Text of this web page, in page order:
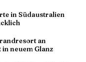
in Südaustralien
an
neuem Glanz